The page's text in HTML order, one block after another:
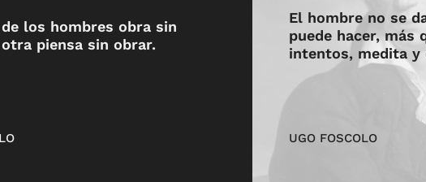
los hombres obra sin
piensa sin obrar.
El hombre no se
puede hacer, más
intentos, medita y
UGO FOSCOLO